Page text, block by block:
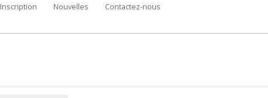
Inscription Nouvelles Contactez-nous